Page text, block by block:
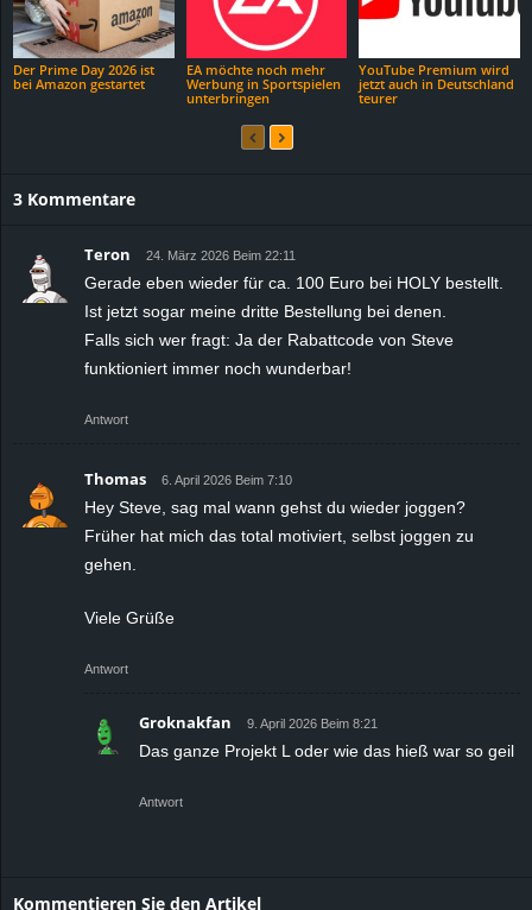
Der Prime Day 2026 ist
bei Amazon gestartet
EA möchte noch mehr
Werbung in Sportspielen
unterbringen
YouTube Premium wird
jetzt auch in Deutschland
teurer
3 Kommentare
Teron 24. März 2026 Beim 22:11
Gerade eben wieder für ca. 100 Euro bei HOLY bestellt.
Ist jetzt sogar meine dritte Bestellung bei denen.
Falls sich wer fragt: Ja der Rabattcode von Steve
funktioniert immer noch wunderbar!
Antwort
Thomas 6. April 2026 Beim 7:10
Hey Steve, sag mal wann gehst du wieder joggen?
Früher hat mich das total motiviert, selbst joggen zu
gehen.
Viele Grüße
Antwort
Groknakfan 9. April 2026 Beim 8:21
Das ganze Projekt L oder wie das hieß war so geil
Antwort
Kommentieren Sie den Artikel